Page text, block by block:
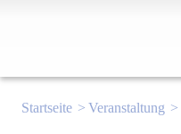
Startseite Veranstaltung